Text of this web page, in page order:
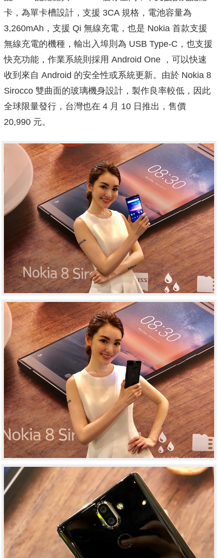
卡，為單卡槽設計，支援 3CA 規格，電池容量為
3,260mAh，支援 Qi 無線充電，也是 Nokia 首款支援
無線充電的機種，輸出入埠則為 USB Type-C，也支援
快充功能，作業系統則採用 Android One ，可以快速
收到來自 Android 的安全性或系統更新。由於 Nokia 8
Sirocco 雙曲面的玻璃機身設計，製作良率較低，因此
全球限量發行，台灣也在 4 月 10 日推出，售價
20,990 元。